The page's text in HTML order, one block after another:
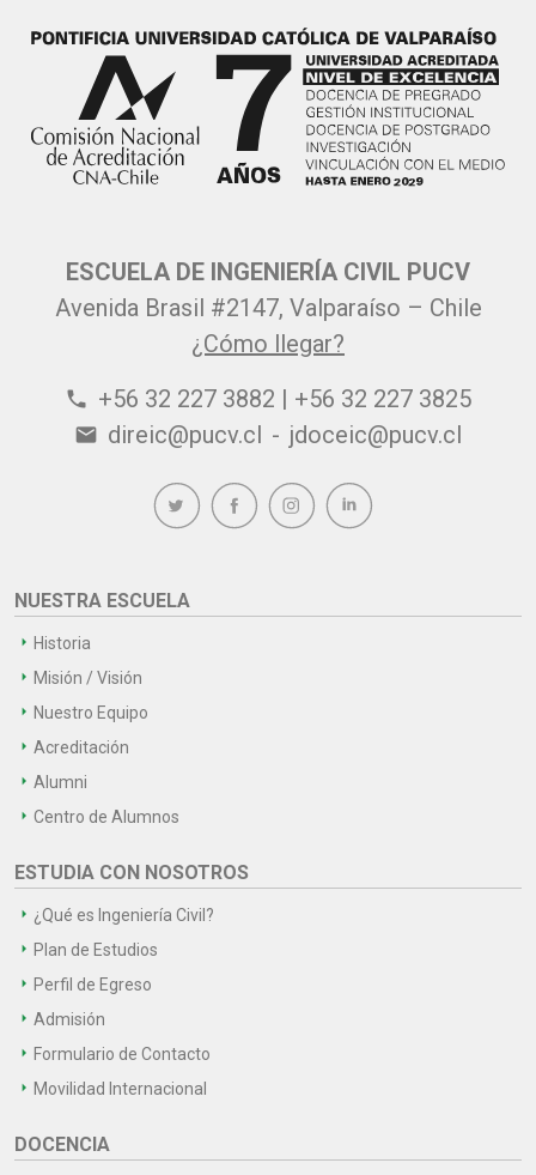
ESCUELA DE INGENIERÍA CIVIL PUCV
Avenida Brasil #2147, Valparaíso – Chile
¿Cómo llegar?
phone +56 32 227 3882 | +56 32 227 3825
email direic@pucv.cl - jdoceic@pucv.cl
NUESTRA ESCUELA
Historia
Misión / Visión
Nuestro Equipo
Acreditación
Alumni
Centro de Alumnos
ESTUDIA CON NOSOTROS
¿Qué es Ingeniería Civil?
Plan de Estudios
Perfil de Egreso
Admisión
Formulario de Contacto
Movilidad Internacional
DOCENCIA